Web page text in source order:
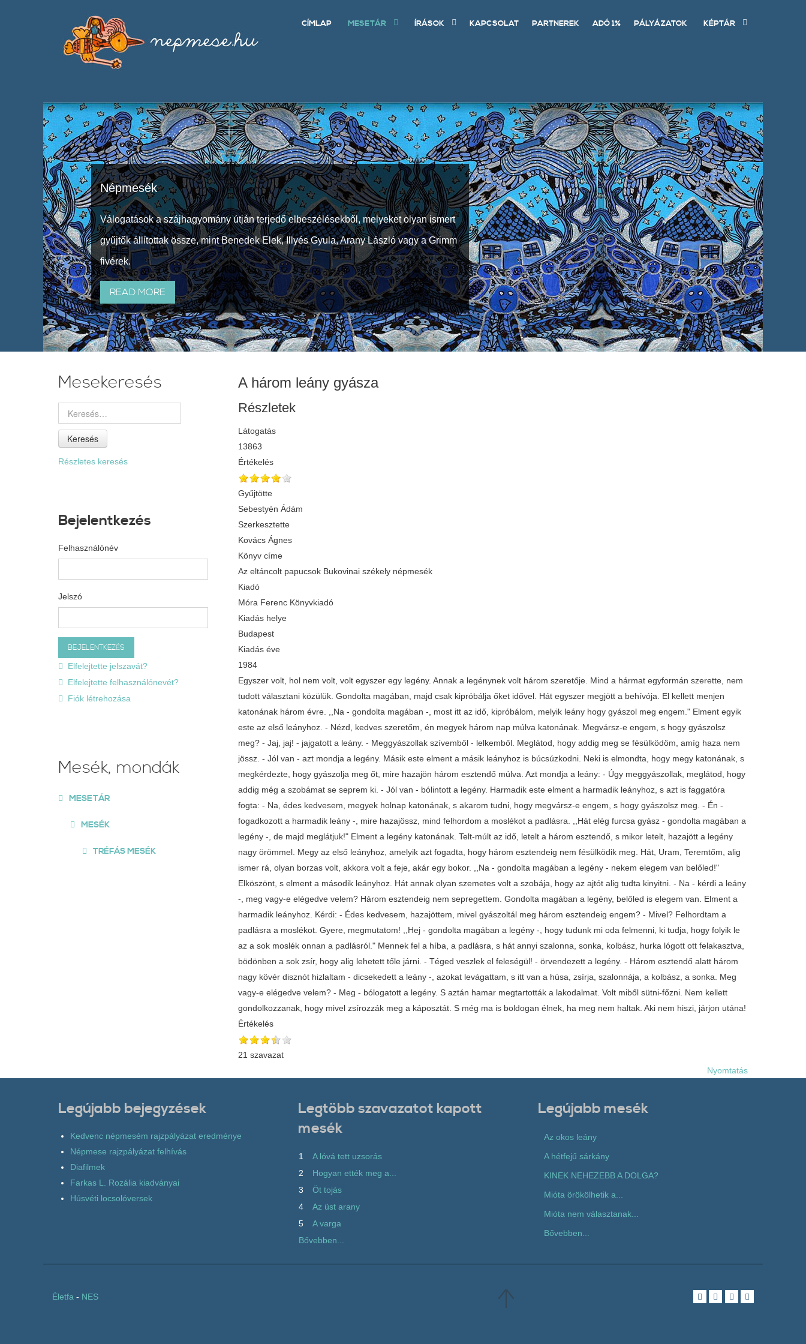
CÍMLAP MESETÁR ÍRÁSOK KAPCSOLAT PARTNEREK ADÓ 1% PÁLYÁZATOK KÉPTÁR
Népmesék
Válogatások a szájhagyomány útján terjedő elbeszélésekből, melyeket olyan ismert
gyűjtők állítottak össze, mint Benedek Elek, Illyés Gyula, Arany László vagy a Grimm
fivérek.
READ MORE
A három leány gyásza
Részletek
Látogatás
13863
Értékelés
Gyűjtötte
Sebestyén Ádám
Szerkesztette
Kovács Ágnes
Könyv címe
Az eltáncolt papucsok Bukovinai székely népmesék
Kiadó
Móra Ferenc Könyvkiadó
Kiadás helye
Budapest
Kiadás éve
1984
Egyszer volt, hol nem volt, volt egyszer egy legény. Annak a legénynek volt három szeretője. Mind a hármat egyformán szerette, nem
tudott választani közülük. Gondolta magában, majd csak kipróbálja őket idővel. Hát egyszer megjött a behívója. El kellett menjen
katonának három évre. ,,Na - gondolta magában -, most itt az idő, kipróbálom, melyik leány hogy gyászol meg engem." Elment egyik
este az első leányhoz. - Nézd, kedves szeretőm, én megyek három nap múlva katonának. Megvársz-e engem, s hogy gyászolsz
meg? - Jaj, jaj! - jajgatott a leány. - Meggyászollak szívemből - lelkemből. Meglátod, hogy addig meg se fésülködöm, amíg haza nem
jössz. - Jól van - azt mondja a legény. Másik este elment a másik leányhoz is búcsúzkodni. Neki is elmondta, hogy megy katonának, s
megkérdezte, hogy gyászolja meg őt, mire hazajön három esztendő múlva. Azt mondja a leány: - Úgy meggyászollak, meglátod, hogy
addig még a szobámat se seprem ki. - Jól van - bólintott a legény. Harmadik este elment a harmadik leányhoz, s azt is faggatóra
fogta: - Na, édes kedvesem, megyek holnap katonának, s akarom tudni, hogy megvársz-e engem, s hogy gyászolsz meg. - Én -
fogadkozott a harmadik leány -, mire hazajössz, mind felhordom a moslékot a padlásra. ,,Hát elég furcsa gyász - gondolta magában a
legény -, de majd meglátjuk!" Elment a legény katonának. Telt-múlt az idő, letelt a három esztendő, s mikor letelt, hazajött a legény
nagy örömmel. Megy az első leányhoz, amelyik azt fogadta, hogy három esztendeig nem fésülködik meg. Hát, Uram, Teremtőm, alig
ismer rá, olyan borzas volt, akkora volt a feje, akár egy bokor. ,,Na - gondolta magában a legény - nekem elegem van belőled!"
Elköszönt, s elment a második leányhoz. Hát annak olyan szemetes volt a szobája, hogy az ajtót alig tudta kinyitni. - Na - kérdi a leány
-, meg vagy-e elégedve velem? Három esztendeig nem sepregettem. Gondolta magában a legény, belőled is elegem van. Elment a
harmadik leányhoz. Kérdi: - Édes kedvesem, hazajöttem, mivel gyászoltál meg három esztendeig engem? - Mivel? Felhordtam a
padlásra a moslékot. Gyere, megmutatom! ,,Hej - gondolta magában a legény -, hogy tudunk mi oda felmenni, ki tudja, hogy folyik le
az a sok moslék onnan a padlásról." Mennek fel a híba, a padlásra, s hát annyi szalonna, sonka, kolbász, hurka lógott ott felakasztva,
bödönben a sok zsír, hogy alig lehetett tőle járni. - Téged veszlek el feleségül! - örvendezett a legény. - Három esztendő alatt három
nagy kövér disznót hizlaltam - dicsekedett a leány -, azokat levágattam, s itt van a húsa, zsírja, szalonnája, a kolbász, a sonka. Meg
vagy-e elégedve velem? - Meg - bólogatott a legény. S aztán hamar megtartották a lakodalmat. Volt miből sütni-főzni. Nem kellett
gondolkozzanak, hogy mivel zsírozzák meg a káposztát. S még ma is boldogan élnek, ha meg nem haltak. Aki nem hiszi, járjon utána!
Értékelés
21 szavazat
Nyomtatás
Mesekeresés
Keresés
Részletes keresés
Bejelentkezés
Felhasználónév
Jelszó
Elfelejtette jelszavát?
Elfelejtette felhasználónevét?
Fiók létrehozása
Mesék, mondák
MESETÁR
MESÉK
TRÉFÁS MESÉK
Legújabb bejegyzések
Kedvenc népmesém rajzpályázat eredménye
Népmese rajzpályázat felhívás
Diafilmek
Farkas L. Rozália kiadványai
Húsvéti locsolóversek
Legtöbb szavazatot kapott
mesék
1
A lóvá tett uzsorás
2
Hogyan ették meg a...
3
Öt tojás
4
Az üst arany
5
A varga
Bővebben...
Legújabb mesék
Az okos leány
A hétfejű sárkány
KINEK NEHEZEBB A DOLGA?
Mióta örökölhetik a...
Mióta nem választanak...
Bővebben...
Életfa - NES